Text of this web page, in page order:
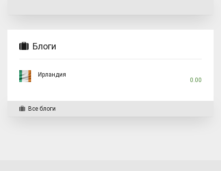
Блоги
Ирландия
0.00
Все блоги